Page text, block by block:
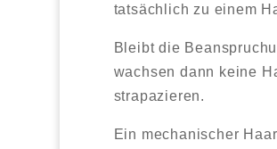
tatsächlich zu einem
Bleibt die
wachsen dann keine
strapazieren.
Ein mechanischer